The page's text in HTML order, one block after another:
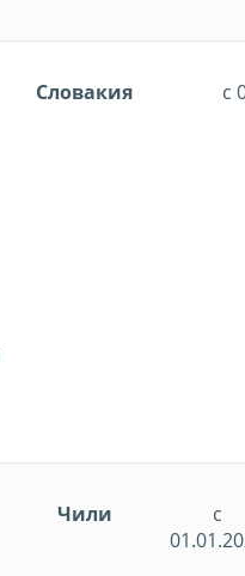
Словакия с
Чили
с